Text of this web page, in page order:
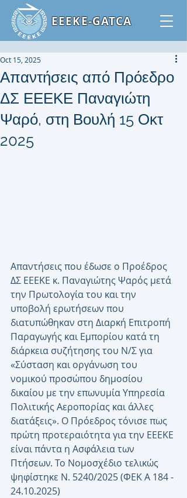
ΕΕΕΚΕ-GATCA
Απαντήσεις από Πρόεδρο
ΔΣ ΕΕΕΚΕ Παναγιώτη
Ψαρό, στη Βουλή 15 Οκτ
2025
Oct 15, 2025
Απαντήσεις που έδωσε ο Προέδρος
ΔΣ ΕΕΕΚΕ κ. Παναγιώτης Ψαρός μετά
την Πρωτολογία του και την
υποβολή ερωτήσεων που
διατυπώθηκαν στη Διαρκή Επιτροπή
Παραγωγής και Εμπορίου κατά τη
διάρκεια συζήτησης του Ν/Σ για
«Σύσταση και οργάνωση του
νομικού προσώπου δημοσίου
δικαίου με την επωνυμία Υπηρεσία
Πολιτικής Αεροπορίας και άλλες
διατάξεις». Ο Πρόεδρος τόνισε πως
πρώτη προτεραιότητα για την ΕΕΕΚΕ
είναι πάντα η Ασφάλεια των
Πτήσεων. Το Νομοσχέδιο τελικώς
ψηφίστηκε Ν. 5240/2025 (ΦΕΚ A 184 -
24.10.2025)